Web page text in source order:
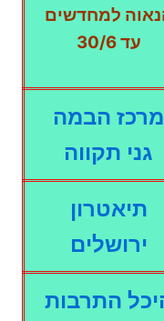
למחדשים
עד 30/6
מרכז הבמה
גני תקווה
תיאטרון
ירושלים
התרבות